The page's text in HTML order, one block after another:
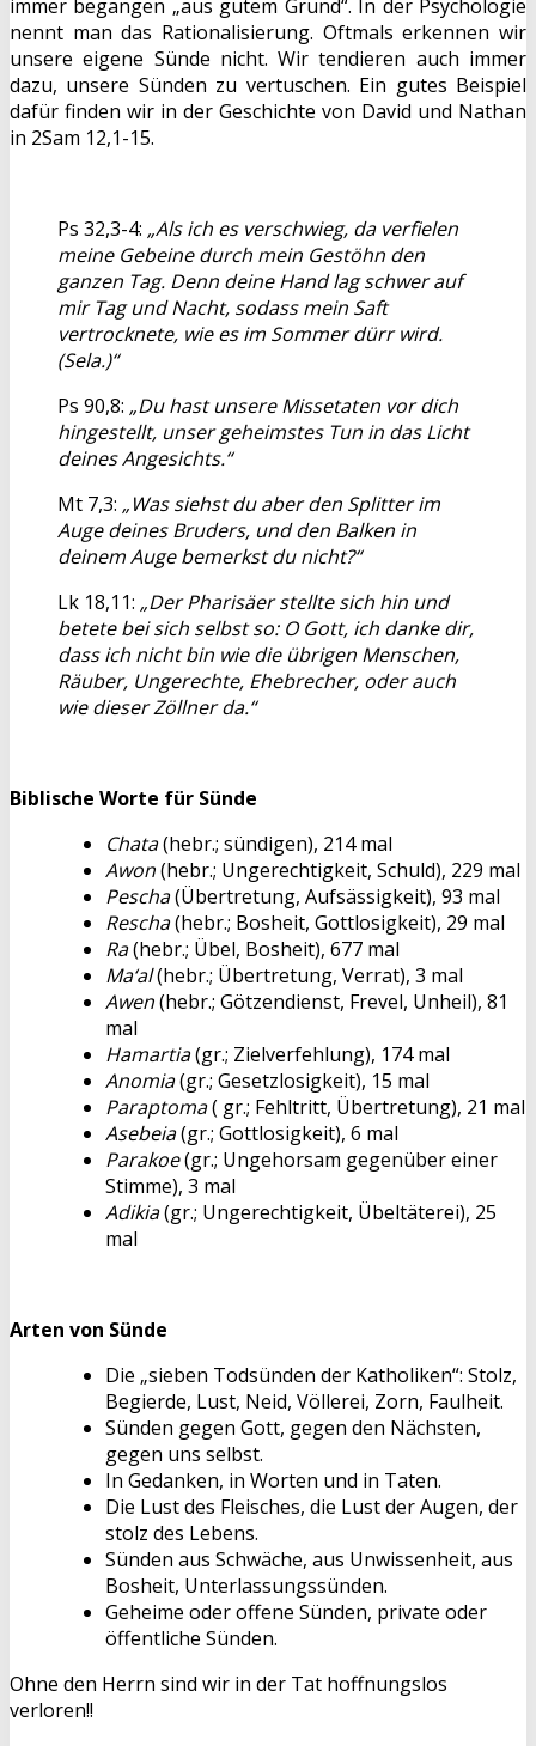
immer begangen „aus gutem Grund“. In der Psychologie
nennt man das Rationalisierung. Oftmals erkennen wir
unsere eigene Sünde nicht. Wir tendieren auch immer
dazu, unsere Sünden zu vertuschen. Ein gutes Beispiel
dafür finden wir in der Geschichte von David und Nathan
in 2Sam 12,1-15.
Ps 32,3-4: „Als ich es verschwieg, da verfielen
meine Gebeine durch mein Gestöhn den
ganzen Tag. Denn deine Hand lag schwer auf
mir Tag und Nacht, sodass mein Saft
vertrocknete, wie es im Sommer dürr wird.
(Sela.)“
Ps 90,8: „Du hast unsere Missetaten vor dich
hingestellt, unser geheimstes Tun in das Licht
deines Angesichts.“
Mt 7,3: „Was siehst du aber den Splitter im
Auge deines Bruders, und den Balken in
deinem Auge bemerkst du nicht?“
Lk 18,11: „Der Pharisäer stellte sich hin und
betete bei sich selbst so: O Gott, ich danke dir,
dass ich nicht bin wie die übrigen Menschen,
Räuber, Ungerechte, Ehebrecher, oder auch
wie dieser Zöllner da.“
Biblische Worte für Sünde
Chata(hebr.; sündigen), 214 mal
Awon(hebr.; Ungerechtigkeit, Schuld), 229 mal
Pescha(Übertretung, Aufsässigkeit), 93 mal
Rescha(hebr.; Bosheit, Gottlosigkeit), 29 mal
Ra(hebr.; Übel, Bosheit), 677 mal
Ma‘al(hebr.; Übertretung, Verrat), 3 mal
Awen(hebr.; Götzendienst, Frevel, Unheil), 81
mal
Hamartia(gr.; Zielverfehlung), 174 mal
Anomia(gr.; Gesetzlosigkeit), 15 mal
Paraptoma( gr.; Fehltritt, Übertretung), 21 mal
Asebeia(gr.; Gottlosigkeit), 6 mal
Parakoe(gr.; Ungehorsam gegenüber einer
Stimme), 3 mal
Adikia(gr.; Ungerechtigkeit, Übeltäterei), 25
mal
Arten von Sünde
Die „sieben Todsünden der Katholiken“: Stolz,
Begierde, Lust, Neid, Völlerei, Zorn, Faulheit.
Sünden gegen Gott, gegen den Nächsten,
gegen uns selbst.
In Gedanken, in Worten und in Taten.
Die Lust des Fleisches, die Lust der Augen, der
stolz des Lebens.
Sünden aus Schwäche, aus Unwissenheit, aus
Bosheit, Unterlassungssünden.
Geheime oder offene Sünden, private oder
öffentliche Sünden.
Ohne den Herrn sind wir in der Tat hoffnungslos
verloren!!